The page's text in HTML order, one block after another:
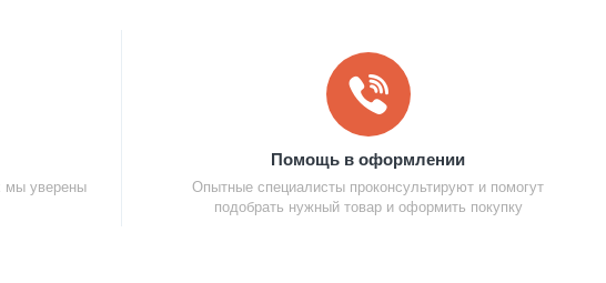
мы уверены
Помощь в оформлении
Опытные специалисты проконсультируют и помогут
подобрать нужный товар и оформить покупку